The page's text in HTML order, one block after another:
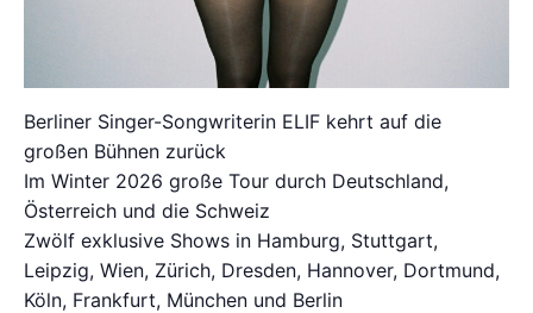
Berliner Singer-Songwriterin ELIF kehrt auf die
großen Bühnen zurück
Im Winter 2026 große Tour durch Deutschland,
Österreich und die Schweiz
Zwölf exklusive Shows in Hamburg, Stuttgart,
Leipzig, Wien, Zürich, Dresden, Hannover, Dortmund,
Köln, Frankfurt, München und Berlin